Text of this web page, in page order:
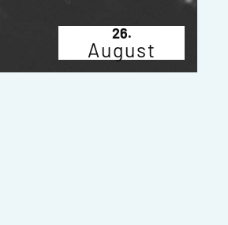
26.
August